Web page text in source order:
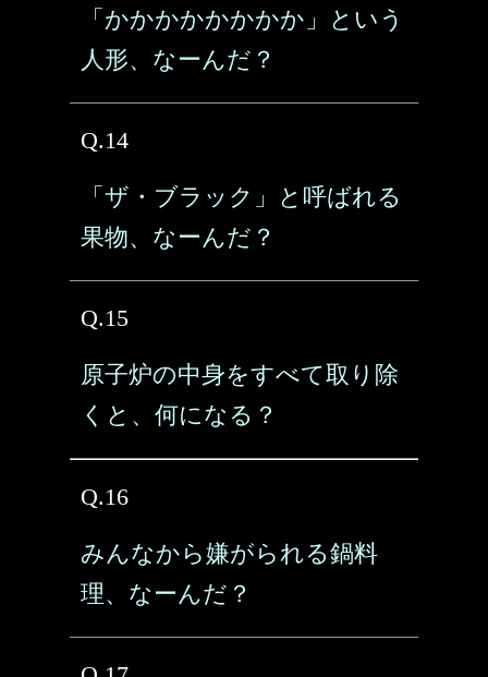
「かかかかかかかか」という
人形、なーんだ？
Q.14
「ザ・ブラック」と呼ばれる
果物、なーんだ？
Q.15
原子炉の中身をすべて取り除
くと、何になる？
Q.16
みんなから嫌がられる鍋料
理、なーんだ？